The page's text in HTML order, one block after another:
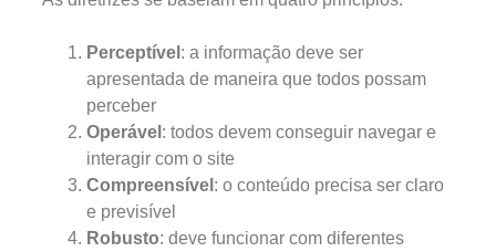
Perceptível : a informação deve ser
apresentada de maneira que todos possam
perceber
Operável : todos devem conseguir navegar e
interagir com o site
Compreensível : o conteúdo precisa ser claro
e previsível
Robusto: deve funcionar com diferentes